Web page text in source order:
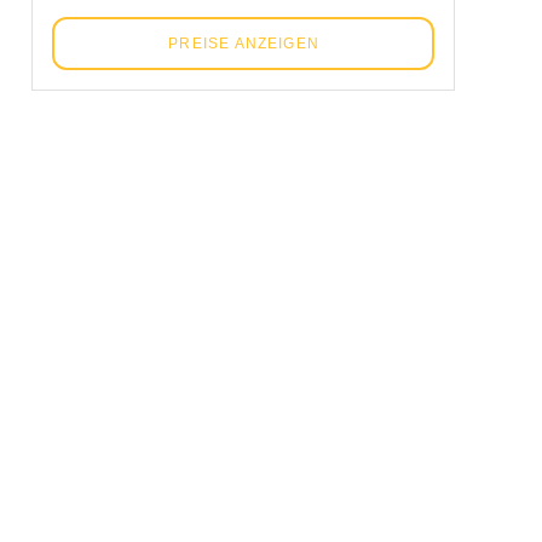
PREISE ANZEIGEN